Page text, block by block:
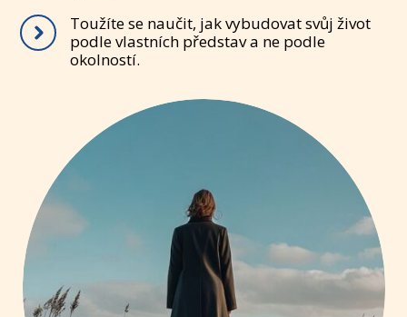
Toužíte se naučit, jak vybudovat svůj život
podle vlastních představ a ne podle
okolností.